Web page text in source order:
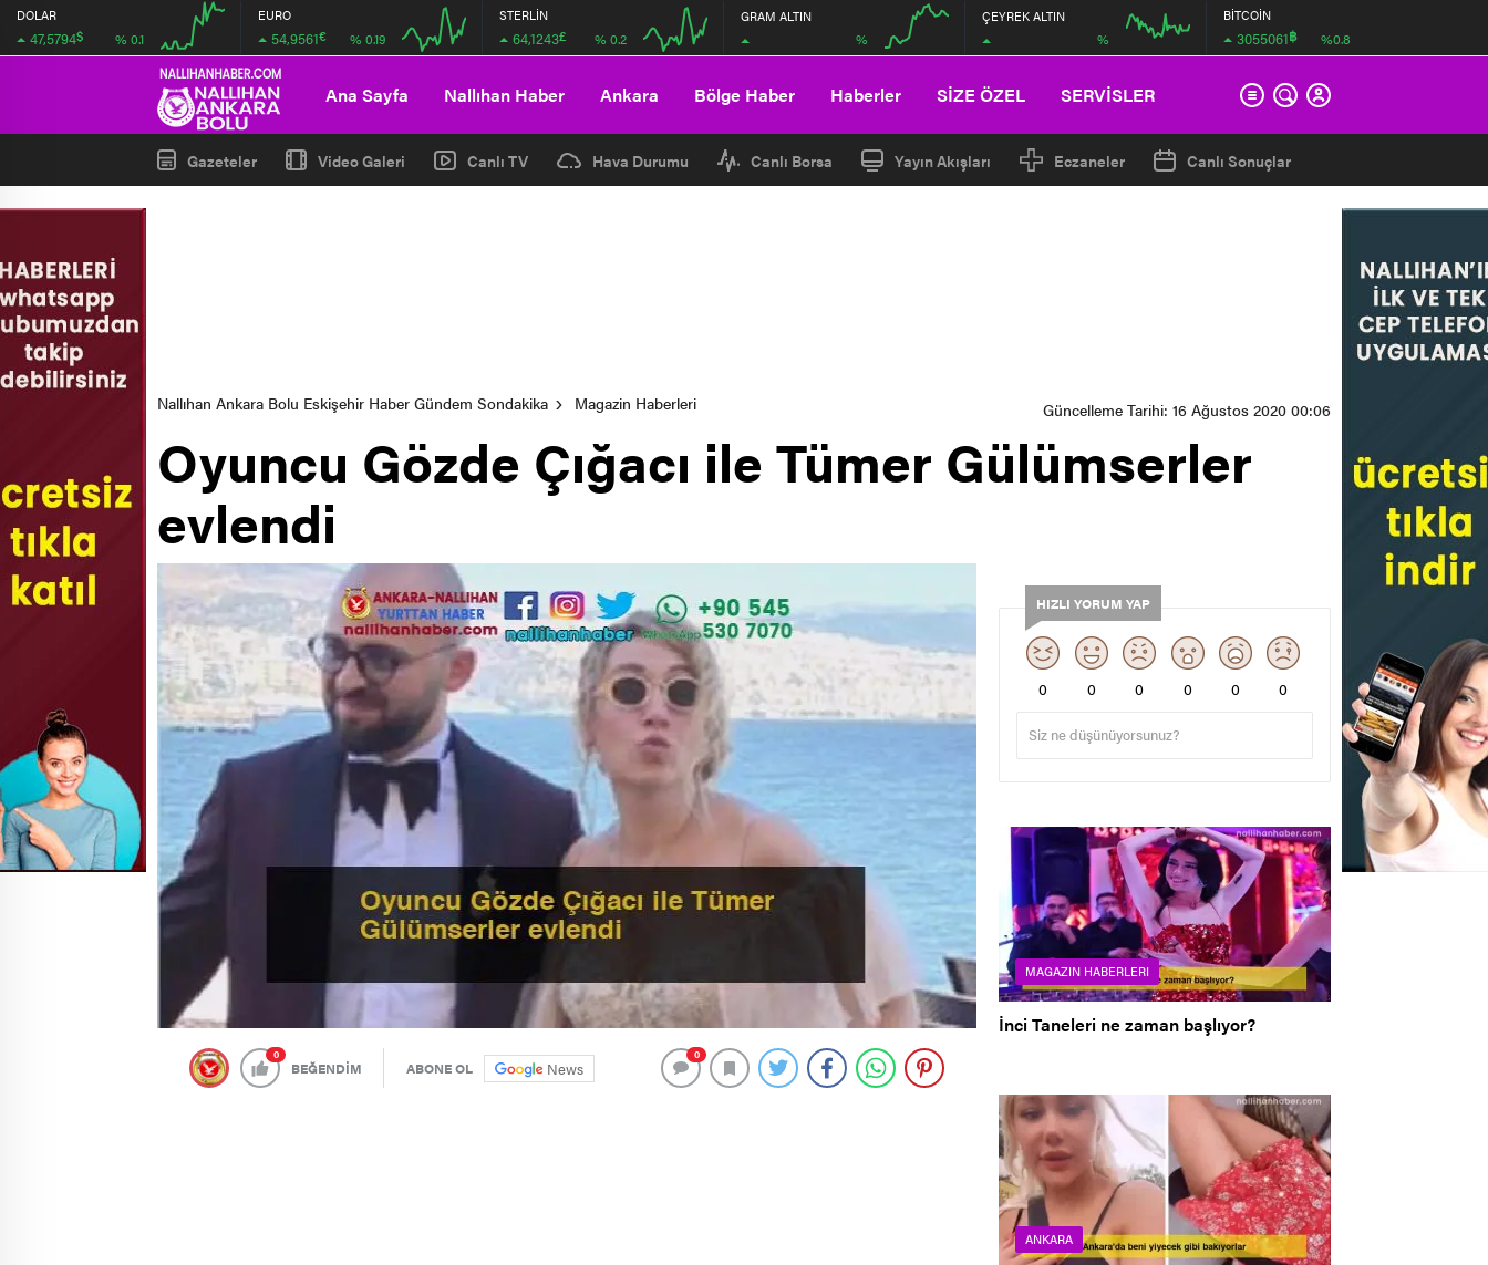
DOLAR
47,5794$ % 0.1
04:00 08:00
EURO
54,9561€ % 0.19
STERLİN
64,1243£ % 0.2
GRAM ALTIN
%
ÇEYREK ALTIN
%
BİTCOİN
3055061฿ %0.8
Ana Sayfa Nallıhan Haber Ankara Bölge Haber Haberler SİZE ÖZEL SERVİSLER
Gazeteler Video Galeri Canlı TV Hava Durumu Canlı Borsa Yayın Akışları Eczaneler Canlı Sonuçlar
Nallıhan Ankara Bolu Eskişehir Haber Gündem Sondakika Magazin Haberleri Güncelleme Tarihi: 16 Ağustos 2020 00:06
Oyuncu Gözde Çığacı ile Tümer Gülümserler
evlendi
0
BEĞENDİM ABONE OL News
0
HIZLI YORUM YAP
0 0 0 0 0 0
MAGAZIN HABERLERI
İnci Taneleri ne zaman başlıyor?
ANKARA